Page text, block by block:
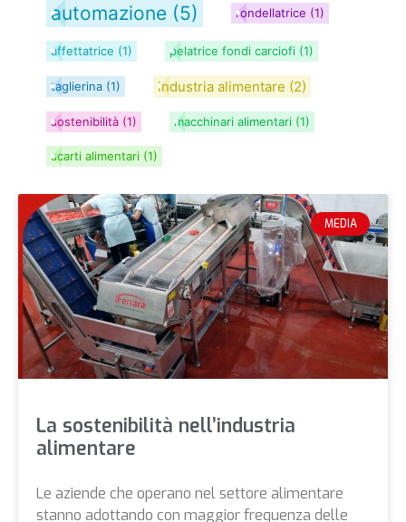
MEDIA
La sostenibilità nell’industria
alimentare
Le aziende che operano nel settore alimentare
stanno adottando con maggior frequenza delle
automazione (5) rondellatrice (1)
affettatrice (1) pelatrice fondi carciofi (1)
taglierina (1) industria alimentare (2)
sostenibilità (1) macchinari alimentari (1)
scarti alimentari (1)